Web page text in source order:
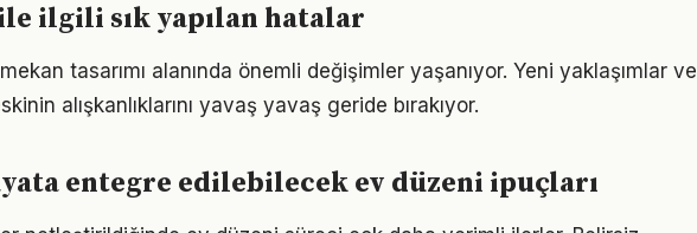
ilgili sık yapılan hatalar
tasarımı alanında önemli değişimler yaşanıyor. Yeni yaklaşımlar ve
alışkanlıklarını yavaş yavaş geride bırakıyor.
entegre edilebilecek ev düzeni ipuçları